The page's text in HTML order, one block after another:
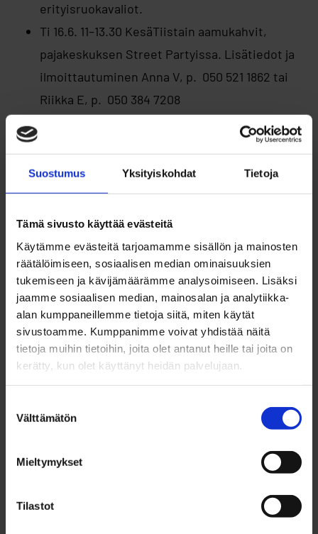
Suostumus Yksityiskohdat Tietoja
Tämä sivusto käyttää evästeitä
Käytämme evästeitä tarjoamamme sisällön ja mainosten
räätälöimiseen, sosiaalisen median ominaisuuksien
tukemiseen ja kävijämäärämme analysoimiseen. Lisäksi
jaamme sosiaalisen median, mainosalan ja analytiikka-
alan kumppaneillemme tietoja siitä, miten käytät
sivustoamme. Kumppanimme voivat yhdistää näitä
tietoja muihin tietoihin, joita olet antanut heille tai joita on
kerätty, kun olet käyttänyt heidän palvelujaan.
valinta
Välttämätön
Mieltymykset
Tilastot
erityisruokavaliot.
Ti 16.6. 11–13.30 KesäTiistain aamukahvit,
pajakeskuksen Street Partyissa. Lisätiedot ja
ilmoittautuminen Anna V, p. 050 521 1862 tai
Riikka E, p. 050 384 7208
Ti 16.6. klo 13.30–16 Taideklubi (16–29‑vuotiaille)
Taideklubissa pääset ilmaisemaan itseäsi,
luomaan taidetta ja saamaan tukea omaan
tekemiseesi. Paikkana Kulttuurikeskus
osoitteeseen nurkangalleria@ouka.fi sekä
liittymällä Taideklubin WhatsUp‑ryhmään.
Ti 16.6. klo 16-18 Nuorten Aikuisten piknik
sateenkaari-ilta (Hallituskatu 5A).
Ti 15.6. klo11:30–18:30 Seikkailulliset
mökkiolympialaiset 18-29-vuotiaille, Koppanan
päivällisen ja pienen välipalan. Kuljetus lähtee
Koppanasta klo 18. Ilmoittautuminen on
23.59 mennessä.